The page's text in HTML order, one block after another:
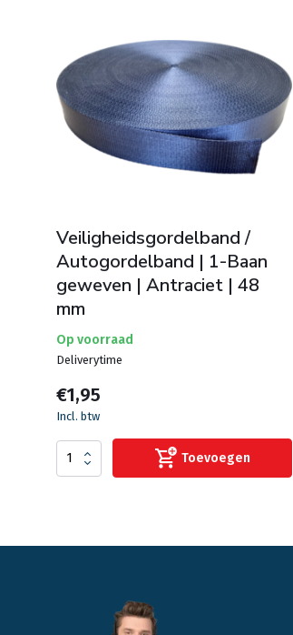
Veiligheidsgordelband /
Autogordelband | 1-Baan
geweven | Antraciet | 48
mm
Op voorraad
Deliverytime
€1,95
Incl. btw
Toevoegen